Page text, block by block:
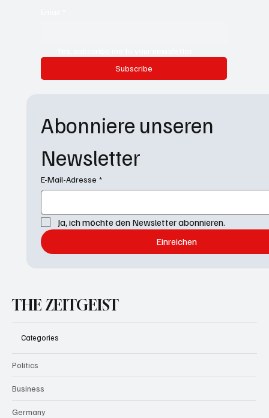
Subscribe
Abonniere unseren
Newsletter
E-Mail-Adresse *
Ja, ich möchte den Newsletter abonnieren.
Einreichen
THE ZEITGEIST
Categories
Politics
Business
Germany